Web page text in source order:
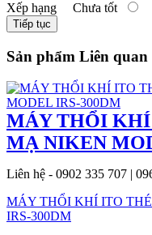
Xếp hạng Chưa tốt
Tiếp tục
Sản phẩm Liên quan
MÁY THỔI
MẠ NIKEN
Liên hệ - 0902 335 707 |
MÁY THỔI KHÍ ITO
IRS-300DM